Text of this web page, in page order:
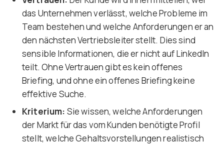
das Unternehmen verlässt, welche Probleme im
Team bestehen und welche Anforderungen er an
den nächsten Vertriebsleiter stellt. Dies sind
sensible Informationen, die er nicht auf LinkedIn
teilt. Ohne Vertrauen gibt es kein offenes
Briefing, und ohne ein offenes Briefing keine
effektive Suche.
Kriterium: Sie wissen, welche Anforderungen
der Markt für das vom Kunden benötigte Profil
stellt, welche Gehaltsvorstellungen realistisch